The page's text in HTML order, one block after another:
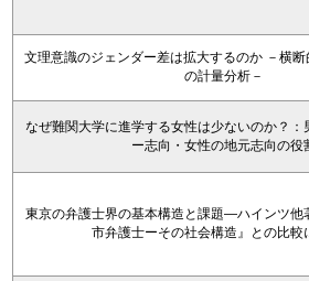
文理意識のジェンダー差は拡大するのか －横
の計量分析－
なぜ難関大学に進学する女性は少ないのか？：
ー志向・女性の地元志向の役
東京の弁護士界の基本構造と課題―ハインツ他
市弁護士ーその社会構造』との比較